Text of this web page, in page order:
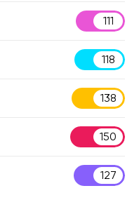
111
118
138
150
127